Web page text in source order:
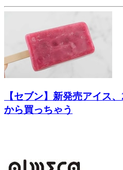
【セブン】新発売アイス
から買っちゃう